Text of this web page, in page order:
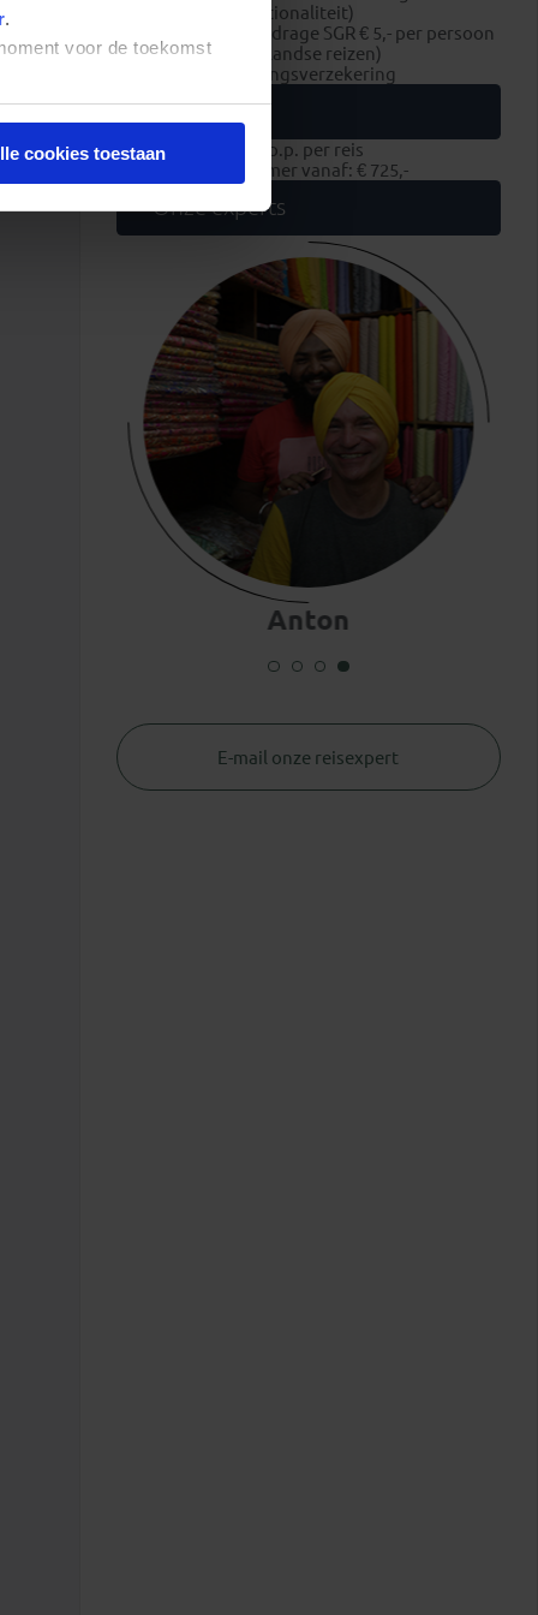
.
voor de toekomst
cookies toestaan
Nederlandse nationaliteit)
consumentenbijdrage SGR € 5,- per persoon
(enkel op Nederlandse reizen)
reis- en annuleringsverzekering
Extra
Zakgeld: € 750,- p.p. per reis
Eenpersoonskamer vanaf: € 725,-
Onze experts
Anton
E-mail onze reisexpert